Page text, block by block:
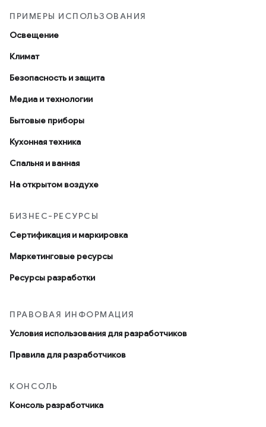
ПРИМЕРЫ ИСПОЛЬЗОВАНИЯ
Освещение
Климат
Безопасность и защита
Медиа и технологии
Бытовые приборы
Кухонная техника
Спальня и ванная
На открытом воздухе
БИЗНЕС-РЕСУРСЫ
Сертификация и маркировка
Маркетинговые ресурсы
Ресурсы разработки
ПРАВОВАЯ ИНФОРМАЦИЯ
Условия использования для разработчиков
Правила для разработчиков
КОНСОЛЬ
Консоль разработчика